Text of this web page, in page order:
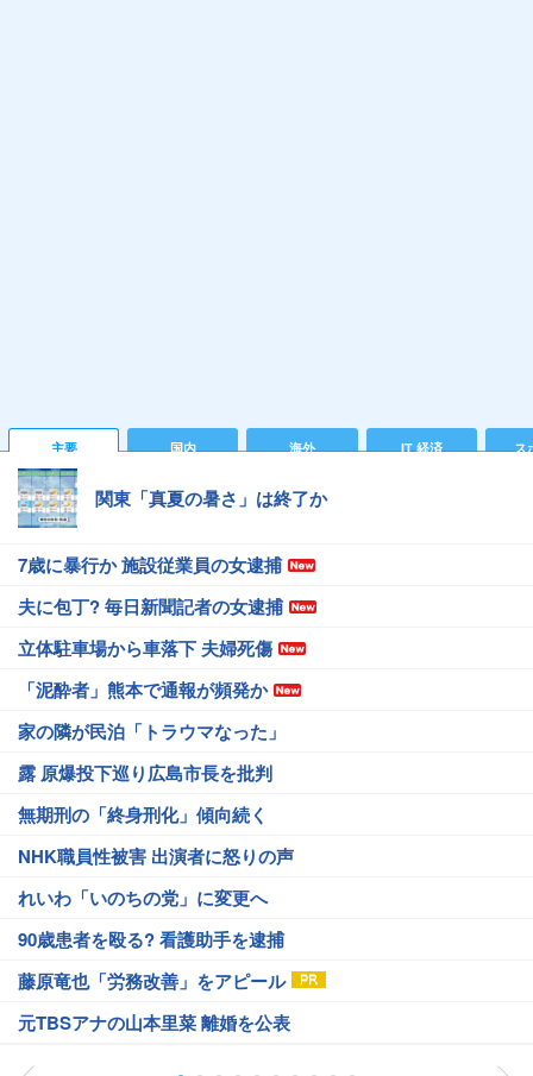
主要 国内 海外 IT 経済 ス
関東「真夏の暑さ」は終了か
7歳に暴行か 施設従業員の女逮捕
夫に包丁? 毎日新聞記者の女逮捕
立体駐車場から車落下 夫婦死傷
「泥酔者」熊本で通報が頻発か
家の隣が民泊「トラウマなった」
露 原爆投下巡り広島市長を批判
無期刑の「終身刑化」傾向続く
NHK職員性被害 出演者に怒りの声
れいわ「いのちの党」に変更へ
90歳患者を殴る? 看護助手を逮捕
藤原竜也「労務改善」をアピール
元TBSアナの山本里菜 離婚を公表